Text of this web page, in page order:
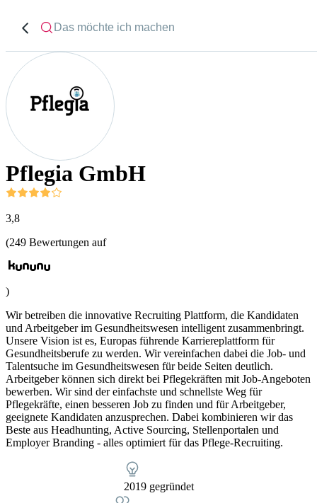
Pflegia GmbH
3,8
(249 Bewertungen auf
)
Wir betreiben die innovative Recruiting Plattform, die Kandidaten
und Arbeitgeber im Gesundheitswesen intelligent zusammenbringt.
Unsere Vision ist es, Europas führende Karriereplattform für
Gesundheitsberufe zu werden. Wir vereinfachen dabei die Job- und
Talentsuche im Gesundheitswesen für beide Seiten deutlich.
Arbeitgeber können sich direkt bei Pflegekräften mit Job-Angeboten
bewerben. Wir sind der einfachste und schnellste Weg für
Pflegekräfte, einen besseren Job zu finden und für Arbeitgeber,
geeignete Kandidaten anzusprechen. Dabei kombinieren wir das
Beste aus Headhunting, Active Sourcing, Stellenportalen und
Employer Branding - alles optimiert für das Pflege-Recruiting.
2019 gegründet